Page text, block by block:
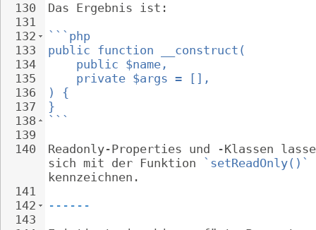
130
131
132
133
134
135
136
137
138
139
140
141
142
143
Das Ergebnis ist:
```php
public function __construct(
public $name,
private $args = [],
) {
}
```
Readonly-Properties und -Klassen
sich mit der Funktion
`setReadOnly()`
kennzeichnen.
------